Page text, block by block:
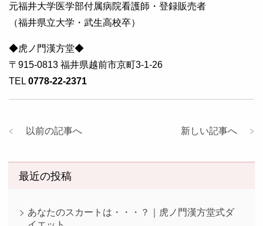
元福井大学医学部付属病院看護師・登録販売者
（福井県立大学・武生高校卒）
◆虎ノ門漢方堂◆
〒915-0813 福井県越前市京町3-1-26
TEL 0778-22-2371
新しい記事へ
以前の記事へ
最近の投稿
あなたのスカートは・・・？｜虎ノ門漢方堂式ダ